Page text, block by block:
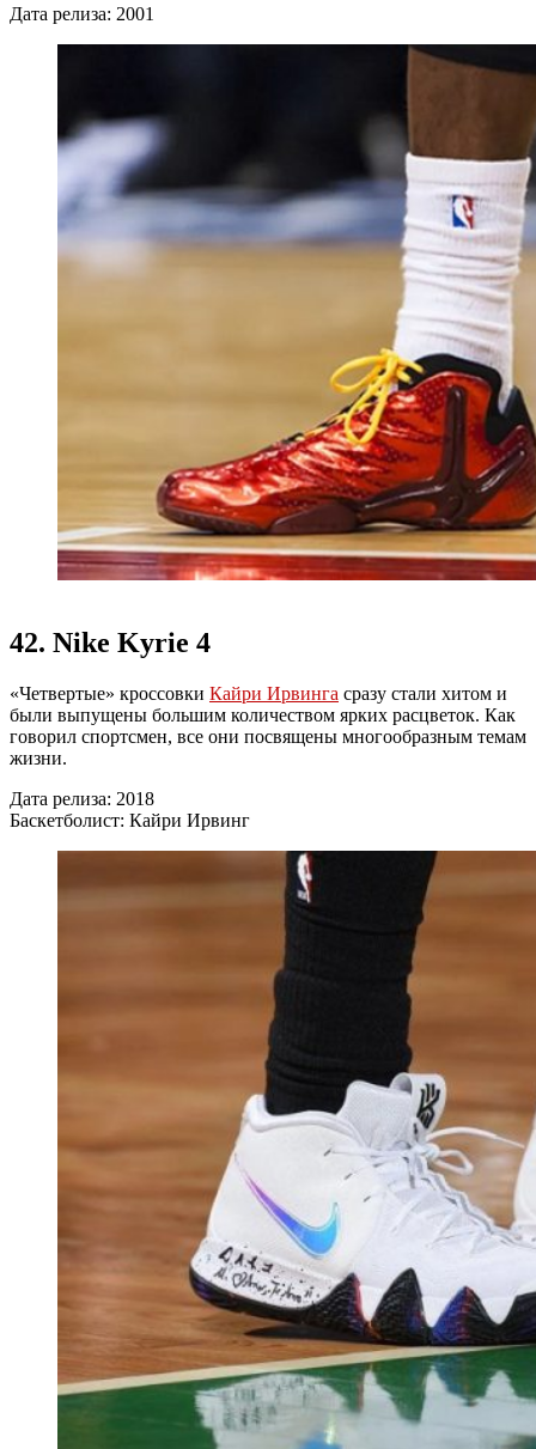
Дата релиза: 2001
42. Nike Kyrie 4
«Четвертые» кроссовки Кайри Ирвинга сразу стали хитом и
были выпущены большим количеством ярких расцветок. Как
говорил спортсмен, все они посвящены многообразным темам
жизни.
Дата релиза: 2018
Баскетболист: Кайри Ирвинг